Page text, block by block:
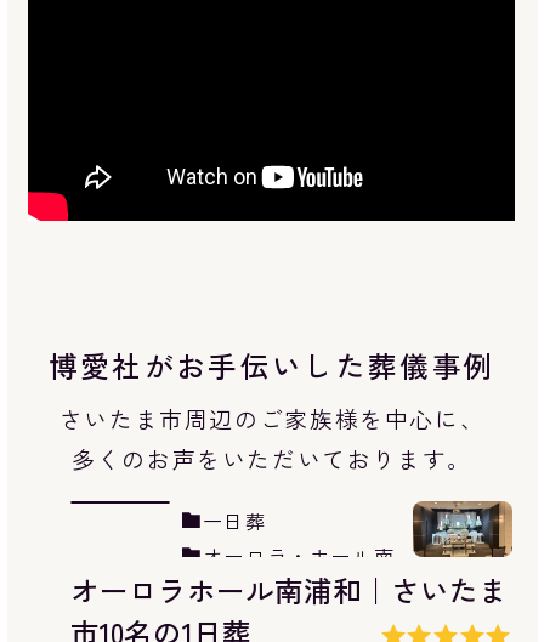
博愛社がお手伝いした葬儀事例
さいたま市周辺のご家族様を中心に、
多くのお声をいただいております。
アネックスオーロラ
三室
一日葬
アネックスオーロラ三室｜さいた
ま市6名の1日葬